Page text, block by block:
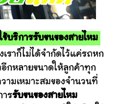
บริการรับขนของสายไหม
ไม่ได้จำกัดไว้แค่รถหก
กหลายขนาดให้ลูกค้าทุก
ามเหมาะสมของจำนวนที่
ารรับขนของสายไหม